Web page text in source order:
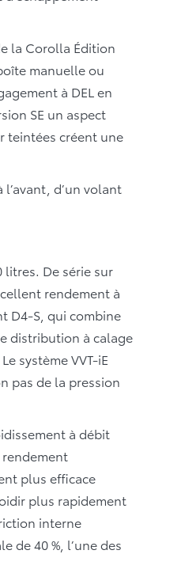
la Corolla Édition
manuelle ou
à DEL en
SE un aspect
teintées créent une
d’un volant
De série sur
rendement à
D4-S, qui combine
distribution à calage
système VVT-iE
pas de la pression
à débit
plus efficace
plus rapidement
interne
de 40 %, l’une des